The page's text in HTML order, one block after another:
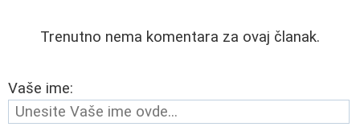
Trenutno nema komentara za ovaj članak.
Vaše ime: